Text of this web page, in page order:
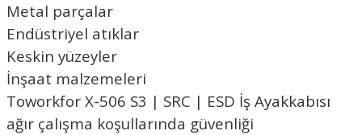
Metal parçalar
Endüstriyel atıklar
Keskin yüzeyler
İnşaat malzemeleri
Toworkfor X-506 S3 | SRC | ESD İş Ayakkabısı
ağır çalışma koşullarında güvenliği